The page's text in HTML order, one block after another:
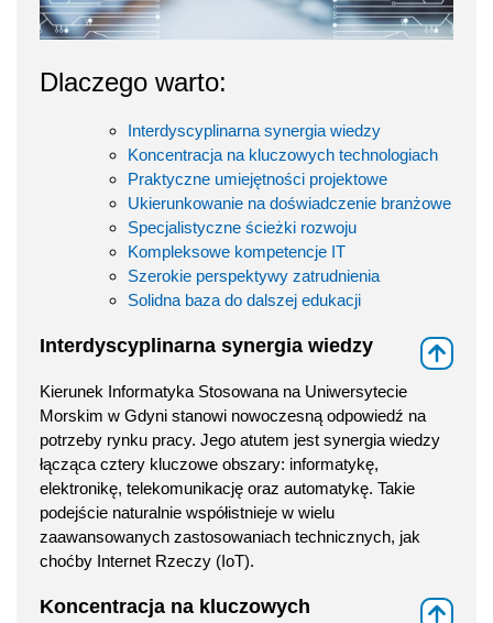
Dlaczego warto:
Interdyscyplinarna synergia wiedzy
Koncentracja na kluczowych technologiach
Praktyczne umiejętności projektowe
Ukierunkowanie na doświadczenie branżowe
Specjalistyczne ścieżki rozwoju
Kompleksowe kompetencje IT
Szerokie perspektywy zatrudnienia
Solidna baza do dalszej edukacji
Interdyscyplinarna synergia wiedzy
Kierunek Informatyka Stosowana na Uniwersytecie
Morskim w Gdyni stanowi nowoczesną odpowiedź na
potrzeby rynku pracy. Jego atutem jest synergia wiedzy
łącząca cztery kluczowe obszary: informatykę,
elektronikę, telekomunikację oraz automatykę. Takie
podejście naturalnie współistnieje w wielu
zaawansowanych zastosowaniach technicznych, jak
choćby Internet Rzeczy (IoT).
Koncentracja na kluczowych